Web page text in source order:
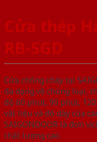
Cửa thép
RB-SGD
Cửa chống cháy tại
đa dạng về chủng loại,
độ 60 phút, 90 phút,
vật liệu và độ dày của
SAIGONDOOR là đơn vị
chất lượng cao.